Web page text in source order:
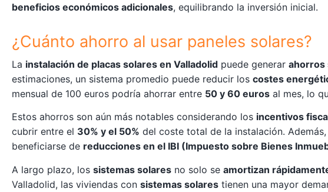
beneficios económicos adicionales, equilibrando la inversión inicial.
¿Cuánto ahorro al usar paneles solares?
La instalación de placas solares en Valladolid puede generar ahorros
estimaciones, un sistema promedio puede reducir los costes
mensual de 100 euros podría ahorrar entre 50 y 60 euros al mes, lo
Estos ahorros son aún más notables considerando los incentivos
cubrir entre el 30% y el 50% del coste total de la instalación.
beneficiarse de reducciones en el IBI (Impuesto sobre Bienes
A largo plazo, los sistemas solares no solo se amortizan
Valladolid, las viviendas con sistemas solares tienen una mayor